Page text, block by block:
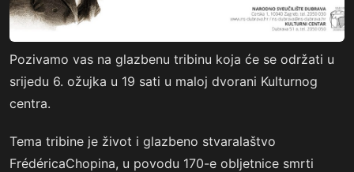
Pozivamo vas na glazbenu tribinu koja će se održati u
srijedu 6. ožujka u 19 sati u maloj dvorani Kulturnog
centra.
Tema tribine je život i glazbeno stvaralaštvo
FrédéricaChopina, u povodu 170-e obljetnice smrti